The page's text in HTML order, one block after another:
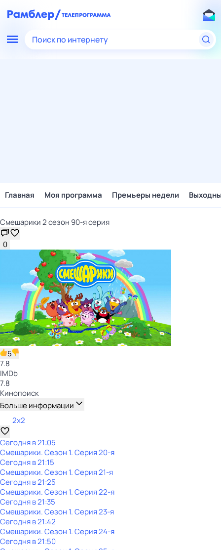
Поиск по интернету
Главная Моя программа Премьеры недели
Смешарики 2 сезон 90-я серия
0
5
7.8
IMDb
7.8
Кинопоиск
Больше информации
2x2
Сегодня в 21:05
Смешарики. Сезон 1. Серия 20-я
Сегодня в 21:15
Смешарики. Сезон 1. Серия 21-я
Сегодня в 21:25
Смешарики. Сезон 1. Серия 22-я
Сегодня в 21:35
Смешарики. Сезон 1. Серия 23-я
Сегодня в 21:42
Смешарики. Сезон 1. Серия 24-я
Сегодня в 21:50